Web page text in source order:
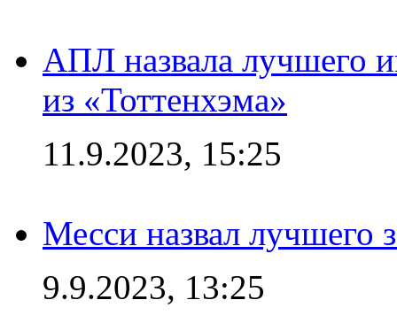
АПЛ назвала лучшего
из «Тоттенхэма»
11.9.2023, 15:25
Месси назвал лучшего
9.9.2023, 13:25